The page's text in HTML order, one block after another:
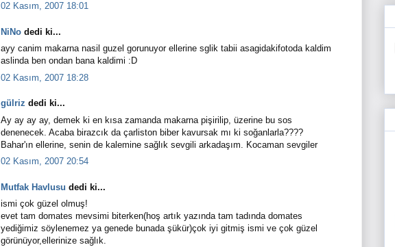
02 Kasım, 2007 18:01
NiNo dedi ki...
ayy canim makarna nasil guzel gorunuyor ellerine sglik tabii asagidakifotoda kaldim
aslinda ben ondan bana kaldimi :D
02 Kasım, 2007 18:28
gülriz dedi ki...
Ay ay ay ay, demek ki en kısa zamanda makarna pişirilip, üzerine bu sos
denenecek. Acaba birazcık da çarliston biber kavursak mı ki soğanlarla????
Bahar'ın ellerine, senin de kalemine sağlık sevgili arkadaşım. Kocaman sevgiler
02 Kasım, 2007 20:54
Mutfak Havlusu dedi ki...
ismi çok güzel olmuş!
evet tam domates mevsimi biterken(hoş artık yazında tam tadında domates
yediğimiz söylenemez ya genede bunada şükür)çok iyi gitmiş ismi ve çok güzel
görünüyor,ellerinize sağlık.